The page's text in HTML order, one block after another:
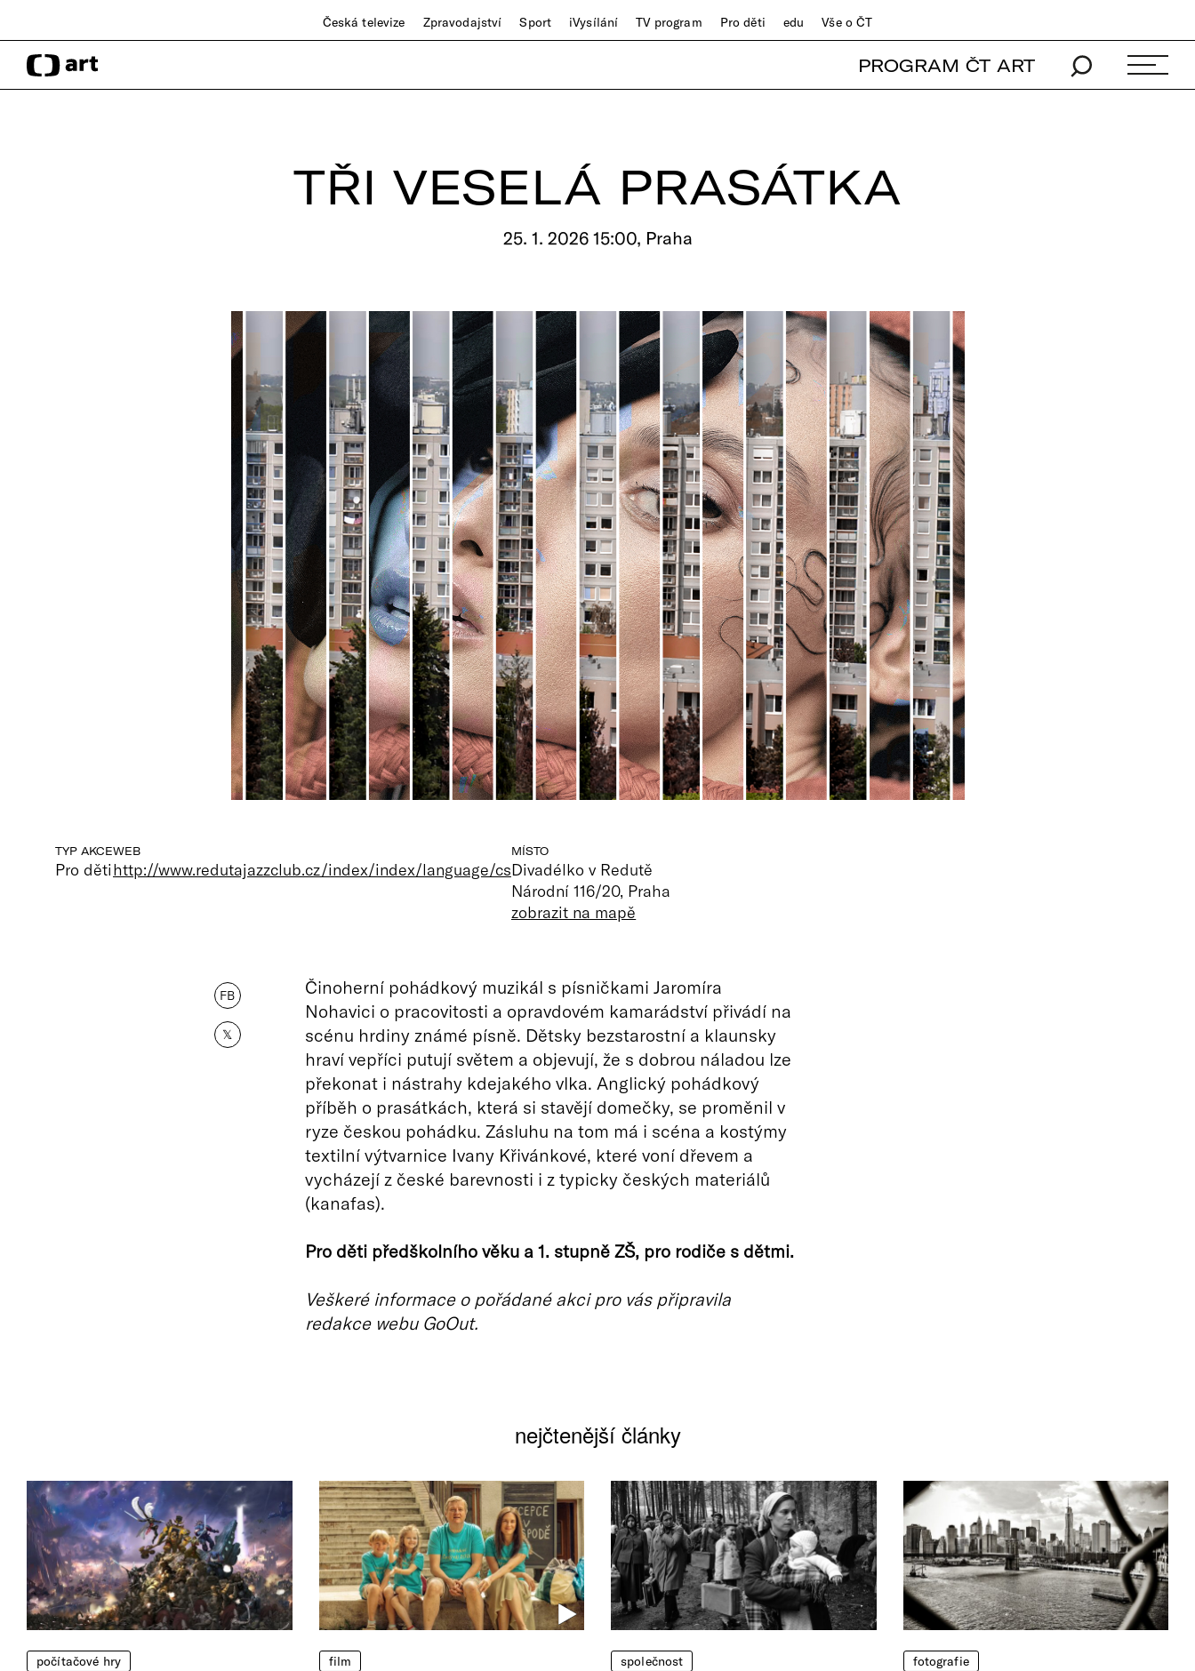
Česká televize Zpravodajství Sport iVysílání TV program Pro děti edu Vše o ČT
PROGRAM ČT ART
TŘI VESELÁ PRASÁTKA
25. 1. 2026 15:00, Praha
TYP AKCE
Pro děti
WEB
http://www.redutajazzclub.cz/index/index/language/cs
MÍSTO
Divadélko v Redutě
Národní 116/20, Praha
zobrazit na mapě
FB
𝕏
Činoherní pohádkový muzikál s písničkami Jaromíra
Nohavici o pracovitosti a opravdovém kamarádství přivádí na
scénu hrdiny známé písně. Dětsky bezstarostní a klaunsky
hraví vepříci putují světem a objevují, že s dobrou náladou lze
překonat i nástrahy kdejakého vlka. Anglický pohádkový
příběh o prasátkách, která si stavějí domečky, se proměnil v
ryze českou pohádku. Zásluhu na tom má i scéna a kostýmy
textilní výtvarnice Ivany Křivánkové, které voní dřevem a
vycházejí z české barevnosti i z typicky českých materiálů
(kanafas).
Pro děti předškolního věku a 1. stupně ZŠ, pro rodiče s dětmi.
Veškeré informace o pořádané akci pro vás připravila
redakce webu GoOut.
nejčtenější články
počítačové hry film společnost fotografie